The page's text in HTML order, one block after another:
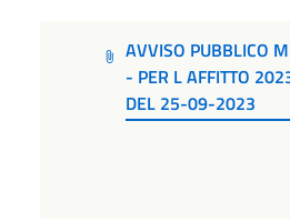
AVVISO PUBBLICO
- PER L AFFITTO
DEL 25-09-2023